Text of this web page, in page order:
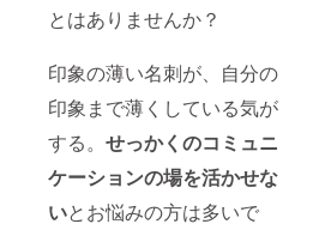
とはありませんか？
印象の薄い名刺が、自分の
印象まで薄くしている気が
する。 せっかくのコミュニ
ケーションの場を活かせな
いとお悩みの方は多いで